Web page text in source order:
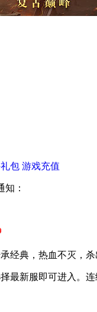
包 游戏充值
：
典，热血不灭，杀
新服即可进入。连